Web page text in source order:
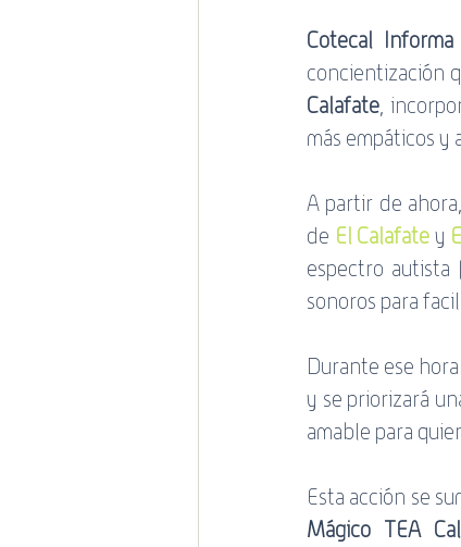
Cotecal
concientización
Calafate ,
más empáticos y
A partir de
de El Calafate y
espectro autista
sonoros para
Durante ese
y se priorizará
amable para
Esta acción se
Mágico TEA